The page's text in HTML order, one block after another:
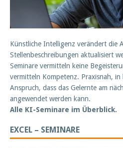
Künstliche Intelligenz verändert die
Stellenbeschreibungen aktualisiert
Seminare vermitteln keine
vermitteln Kompetenz. Praxisnah,
Anspruch, dass das Gelernte am
angewendet werden kann.
Alle KI-Seminare im Überblick.
EXCEL – SEMINARE